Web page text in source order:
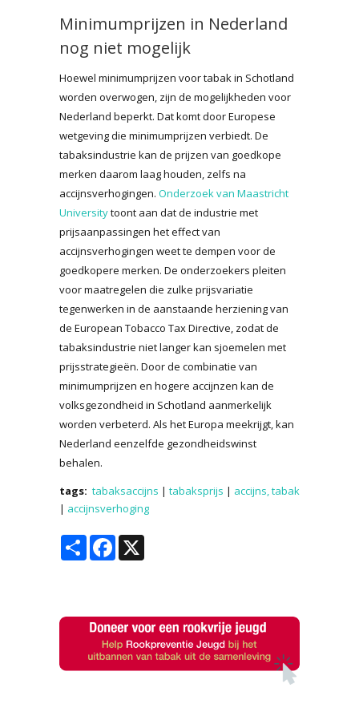
Minimumprijzen in Nederland
nog niet mogelijk
Hoewel minimumprijzen voor tabak in Schotland
worden overwogen, zijn de mogelijkheden voor
Nederland beperkt. Dat komt door Europese
wetgeving die minimumprijzen verbiedt. De
tabaksindustrie kan de prijzen van goedkope
merken daarom laag houden, zelfs na
accijnsverhogingen. Onderzoek van Maastricht
Universitytoont aan dat de industrie met
prijsaanpassingen het effect van
accijnsverhogingen weet te dempen voor de
goedkopere merken. De onderzoekers pleiten
voor maatregelen die zulke prijsvariatie
tegenwerken in de aanstaande herziening van
de European Tobacco Tax Directive, zodat de
tabaksindustrie niet langer kan sjoemelen met
prijsstrategieën. Door de combinatie van
minimumprijzen en hogere accijnzen kan de
volksgezondheid in Schotland aanmerkelijk
worden verbeterd. Als het Europa meekrijgt, kan
Nederland eenzelfde gezondheidswinst
behalen.
tags: tabaksaccijns | tabaksprijs | accijns, tabak
| accijnsverhoging
Share Facebook